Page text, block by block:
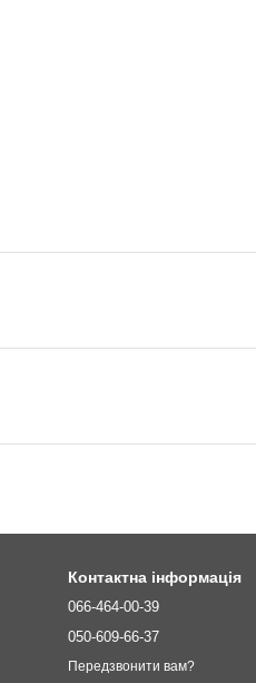
Контактна інформація
066-464-00-39
050-609-66-37
Передзвонити вам?